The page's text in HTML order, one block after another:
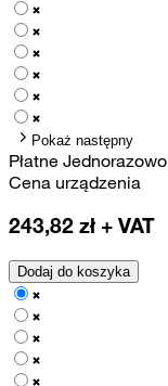
Pokaż następny
Płatne Jednorazowo
Cena urządzenia
243,82 zł + VAT
Dodaj do koszyka